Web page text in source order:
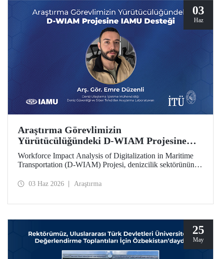
03
Haz
Araştırma Görevlimizin
Yürütücülüğündeki D-WIAM Projesine
IAMU Desteği
Workforce Impact Analysis of Digitalization in Maritime
Transportation (D-WIAM) Projesi, denizcilik sektörünün
Uluslararası Denizcilik Üniversiteleri Birliği (IAMU)
araştırmacısı Emre Düzenli yürütecek.
03 Haz 2026 Araştırma
25
May